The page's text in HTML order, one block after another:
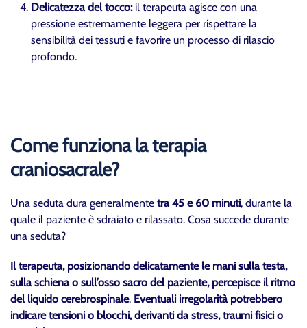
Delicatezza del tocco:il terapeuta agisce con una
pressione estremamente leggera per rispettare la
sensibilità dei tessuti e favorire un processo di rilascio
profondo.
Come funziona la terapia
craniosacrale?
Una seduta dura generalmente tra 45 e 60 minuti, durante la
quale il paziente è sdraiato e rilassato. Cosa succede durante
una seduta?
Il terapeuta, posizionando delicatamente le mani sulla testa,
sulla schiena o sull’osso sacro del paziente, percepisce il ritmo
del liquido cerebrospinale. Eventuali irregolarità potrebbero
indicare tensioni o blocchi, derivanti da stress, traumi fisici o